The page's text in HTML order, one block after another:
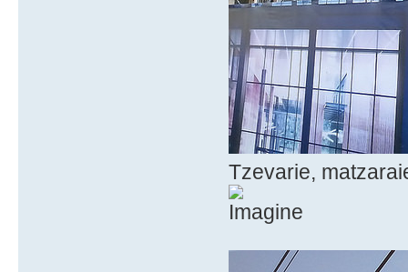
Tzevarie,